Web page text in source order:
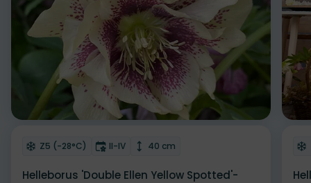
Odober do zoznamu želaní
Mrazuvzdornosť
Z5 (-28°C) Doba kvitnutia
II-IV Výška rastliny
40 cm
Helleborus 'Double Ellen Yellow Spotted'-